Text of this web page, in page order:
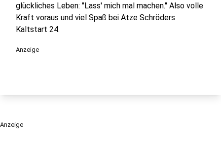
glückliches Leben: "Lass' mich mal machen." Also volle
Kraft voraus und viel Spaß bei Atze Schröders
Kaltstart 24.
Anzeige
Anzeige